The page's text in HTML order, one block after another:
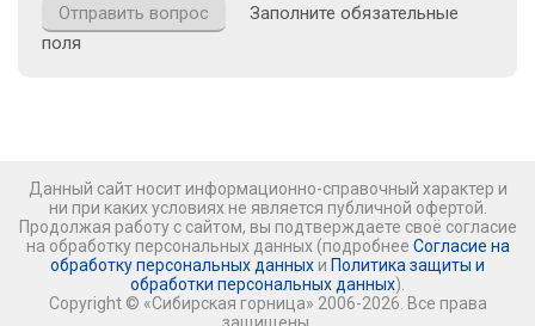
Заполните обязательные
поля
Данный сайт носит информационно-справочный характер и
ни при каких условиях не является публичной офертой.
Продолжая работу с сайтом, вы подтверждаете своё согласие
на обработку персональных данных (подробнее Согласие на
обработку персональных данных и Политика защиты и
обработки персональных данных).
Copyright © «Сибирская горница» 2006-2026. Все права